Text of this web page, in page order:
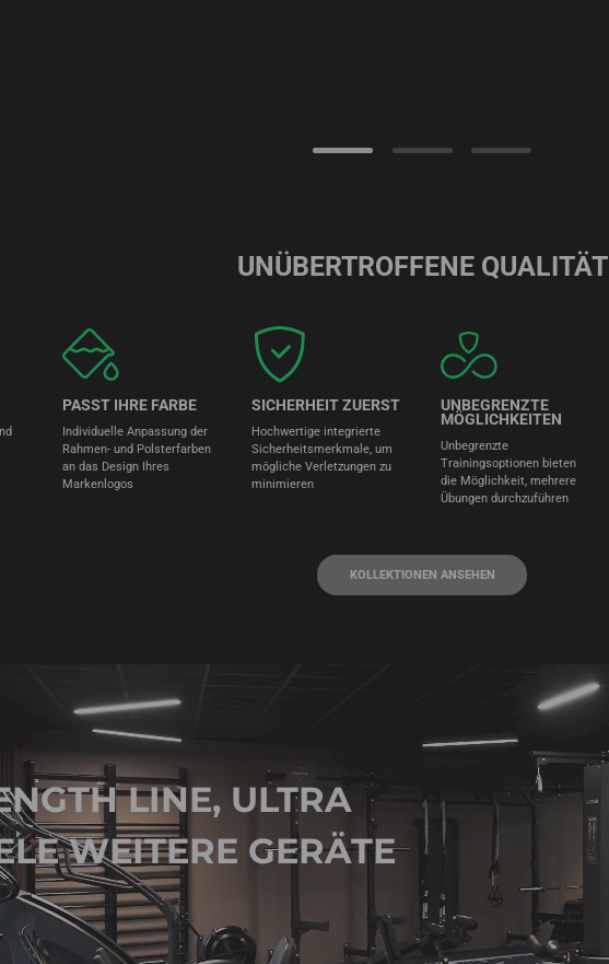
UNÜBERTROFFENE QUALITÄT
PASST IHRE FARBE
Individuelle Anpassung der
Rahmen- und Polsterfarben
an das Design Ihres
Markenlogos
SICHERHEIT ZUERST
Hochwertige integrierte
Sicherheitsmerkmale, um
mögliche Verletzungen zu
minimieren
UNBEGRENZTE
MÖGLICHKEITEN
Unbegrenzte
Trainingsoptionen bieten
die Möglichkeit, mehrere
Übungen durchzuführen
KOLLEKTIONEN ANSEHEN
LINE, ULTRA
WEITERE GERÄTE